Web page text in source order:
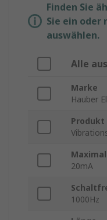
Finden Sie
Sie ein oder
auswählen.
Alle
Marke
Hauber
Produkt
20mA
1000Hz